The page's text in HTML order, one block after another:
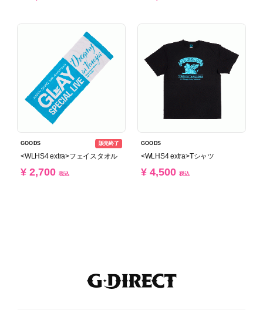
販売終了
GOODS
<WLHS4 extra>フェイスタオル
¥ 2,700 税込
GOODS
<WLHS4 extra>Tシャツ
¥ 4,500 税込